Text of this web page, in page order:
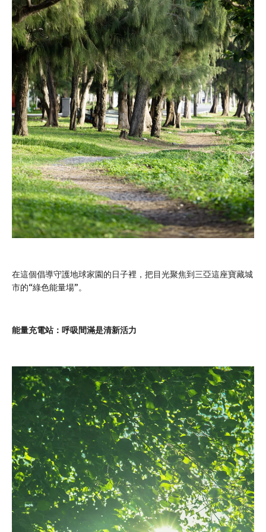
在這個倡導守護地球家園的日子裡，把目光聚焦到三亞這座寶藏城
市的“綠色能量場”。
能量充電站：呼吸間滿是清新活力